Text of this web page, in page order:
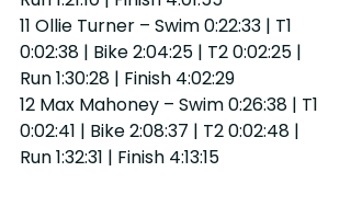
11 Ollie Turner – Swim 0:22:33 | T1
0:02:38 | Bike 2:04:25 | T2 0:02:25 |
Run 1:30:28 | Finish 4:02:29
12 Max Mahoney – Swim 0:26:38 | T1
0:02:41 | Bike 2:08:37 | T2 0:02:48 |
Run 1:32:31 | Finish 4:13:15